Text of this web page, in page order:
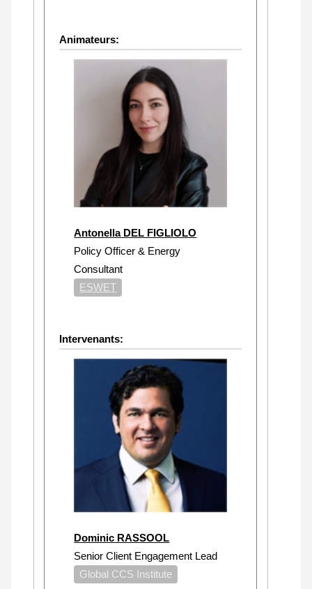
Animateurs:
Antonella DEL FIGLIOLO
Policy Officer & Energy
Consultant
ESWET
Intervenants:
Dominic RASSOOL
Senior Client Engagement Lead
Global CCS Institute